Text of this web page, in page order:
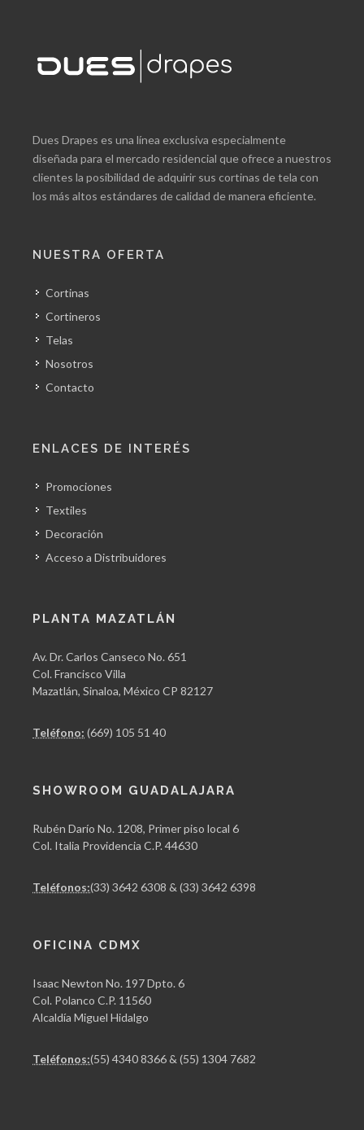
Dues Drapes es una línea exclusiva especialmente
diseñada para el mercado residencial que ofrece a nuestros
clientes la posibilidad de adquirir sus cortinas de tela con
los más altos estándares de calidad de manera eficiente.
NUESTRA OFERTA
Cortinas
Cortineros
Telas
Nosotros
Contacto
ENLACES DE INTERÉS
Promociones
Textiles
Decoración
Acceso a Distribuidores
PLANTA MAZATLÁN
Av. Dr. Carlos Canseco No. 651
Col. Francisco Villa
Mazatlán, Sinaloa, México CP 82127
Teléfono: (669) 105 51 40
SHOWROOM GUADALAJARA
Rubén Darío No. 1208, Primer piso local 6
Col. Italia Providencia C.P. 44630
Teléfonos:(33) 3642 6308 & (33) 3642 6398
OFICINA CDMX
Isaac Newton No. 197 Dpto. 6
Col. Polanco C.P. 11560
Alcaldía Miguel Hidalgo
Teléfonos:(55) 4340 8366 & (55) 1304 7682